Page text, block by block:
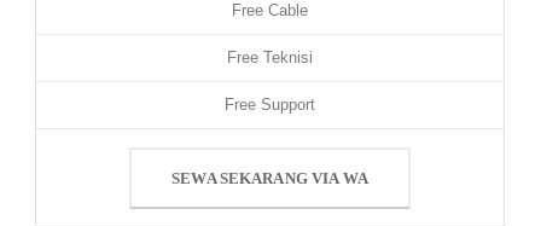
Free Cable
Free Teknisi
Free Support
SEWA SEKARANG VIA WA